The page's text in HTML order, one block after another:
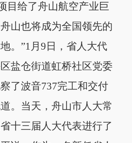
目给了舟山航空产业巨
山也将成为全国领先的
。”1月9日，省人大代
盐仓街道虹桥社区党委
了波音737完工和交付
。当天，舟山市人大常
十三届人大代表进行了